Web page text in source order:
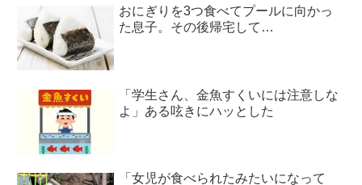
おにぎりを3つ食べてプールに向かっ
た息子。その後帰宅して…
「学生さん、金魚すくいには注意しな
よ」ある呟きにハッとした
「女児が食べられたみたいになって